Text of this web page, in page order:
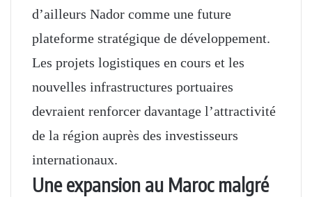
d’ailleurs Nador comme une future
plateforme stratégique de développement.
Les projets logistiques en cours et les
nouvelles infrastructures portuaires
devraient renforcer davantage l’attractivité
de la région auprès des investisseurs
internationaux.
Une expansion au Maroc malgré